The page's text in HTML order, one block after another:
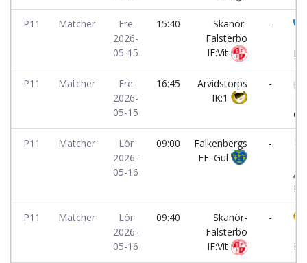
P11 Matcher
Fre
2026-
05-15
15:40
Skanör-
Falsterbo
IF:Vit
-
P11 Matcher
Fre
2026-
05-15
16:45
Arvidstorps
IK:1
-
P11 Matcher
Lör
2026-
05-16
09:00
Falkenbergs
FF: Gul
-
/
BK
P11 Matcher
Lör
2026-
05-16
09:40
Skanör-
Falsterbo
IF:Vit
-